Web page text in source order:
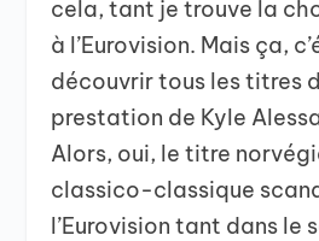
cela, tant je trouve la
à l’Eurovision. Mais ça,
découvrir tous les titres
prestation de Kyle
Alors, oui, le titre
classico-classique
l’Eurovision tant dans le